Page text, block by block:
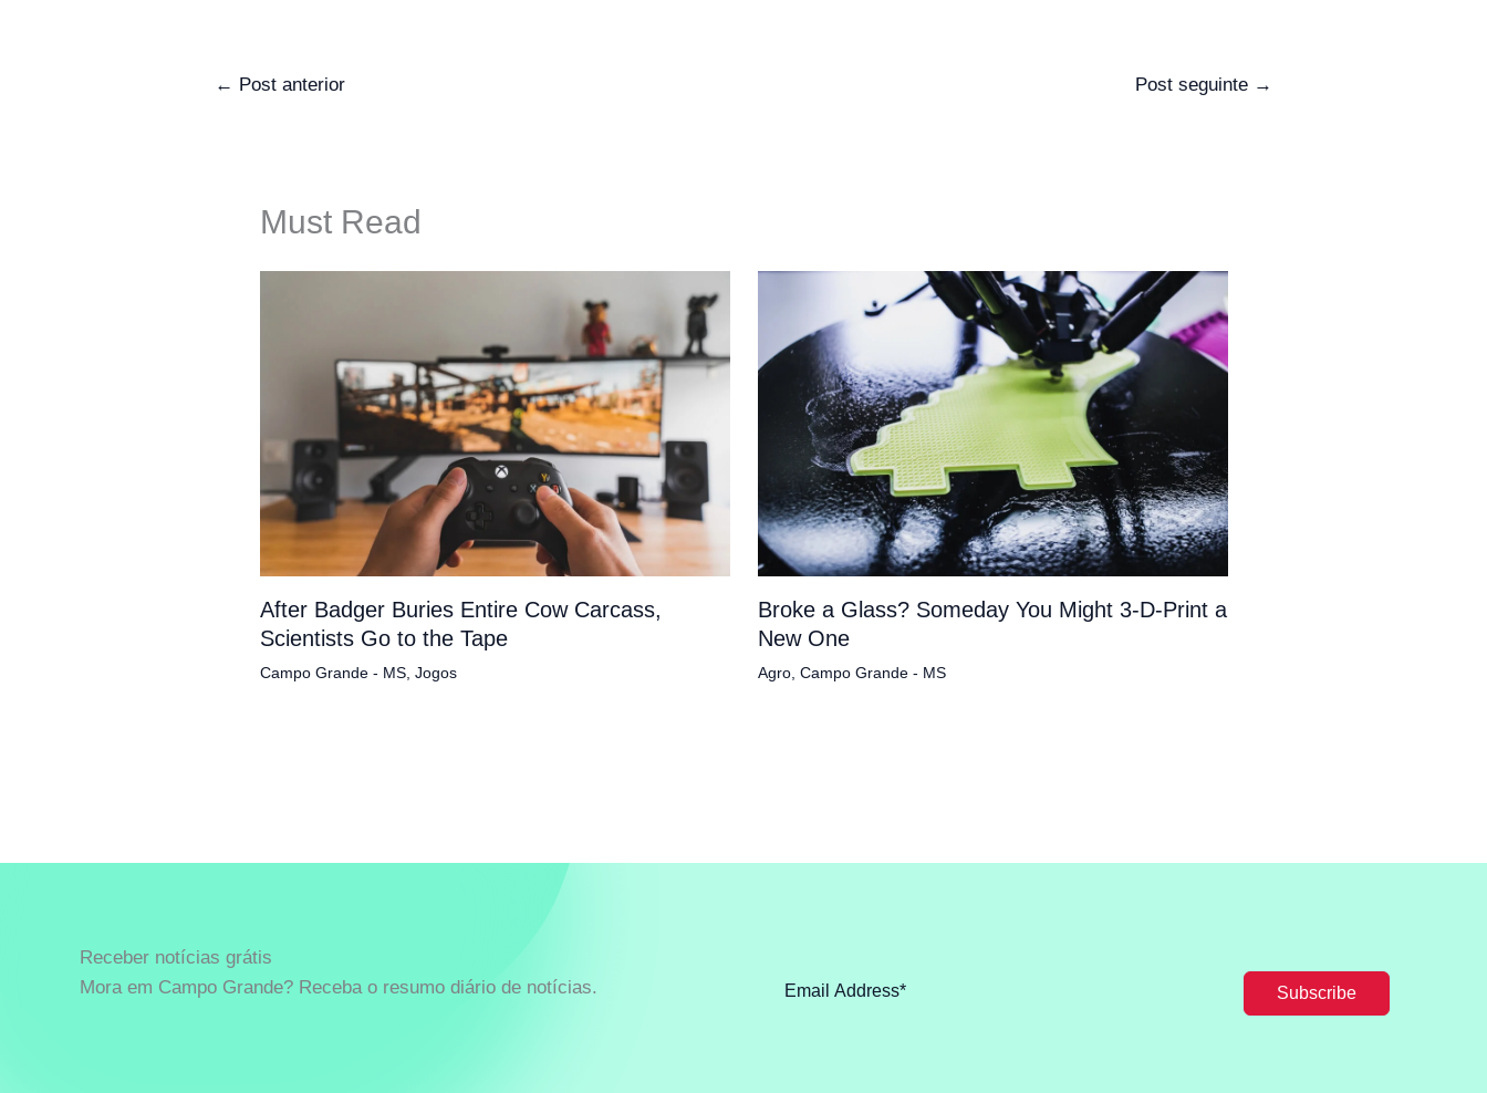
← Post anterior Post seguinte →
Must Read
After Badger Buries Entire Cow Carcass,
Scientists Go to the Tape
Campo Grande - MS, Jogos
Broke a Glass? Someday You Might 3-D-Print a
New One
Agro, Campo Grande - MS
Receber notícias grátis
Mora em Campo Grande? Receba o resumo diário de notícias.
Subscribe